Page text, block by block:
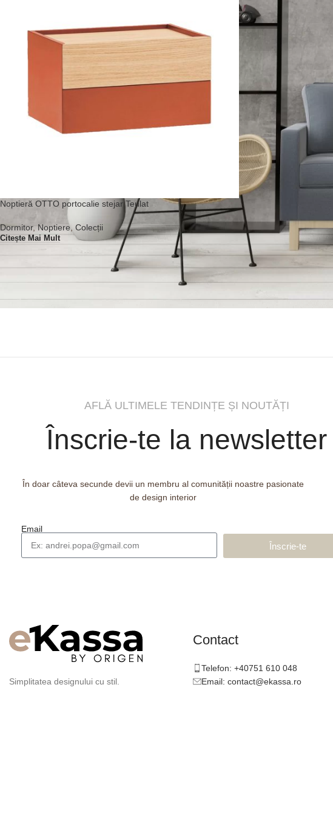
Noptieră OTTO portocalie stejar Teulat
Dormitor,Noptiere Colecții
Citește Mai Mult
AFLĂ ULTIMELE TENDINȚE ȘI NOUTĂȚI
Înscrie-te la newsletter
În doar câteva secunde devii un membru al comunității noastre pasionate
de design interior
Email
Înscrie-te
Simplitatea designului cu stil.
Contact
Telefon: +40751 610 048
Email: contact@ekassa.ro